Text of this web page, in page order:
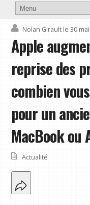
Nolan Girault le 30
Apple
reprise des
combien
pour un
MacBook ou
Actualité